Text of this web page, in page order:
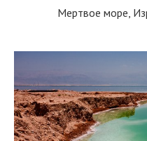
Мертвое море,